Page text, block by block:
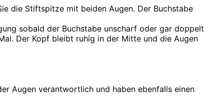
die Stiftspitze mit beiden Augen. Der Buchstabe
sobald der Buchstabe unscharf oder gar doppelt
Der Kopf bleibt ruhig in der Mitte und die Augen
Augen verantwortlich und haben ebenfalls einen